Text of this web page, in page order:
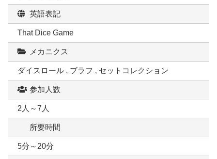
英語表記
That Dice Game
メカニクス
ダイスロール , ブラフ , セットコレクション
参加人数
2人～7人
所要時間
5分～20分